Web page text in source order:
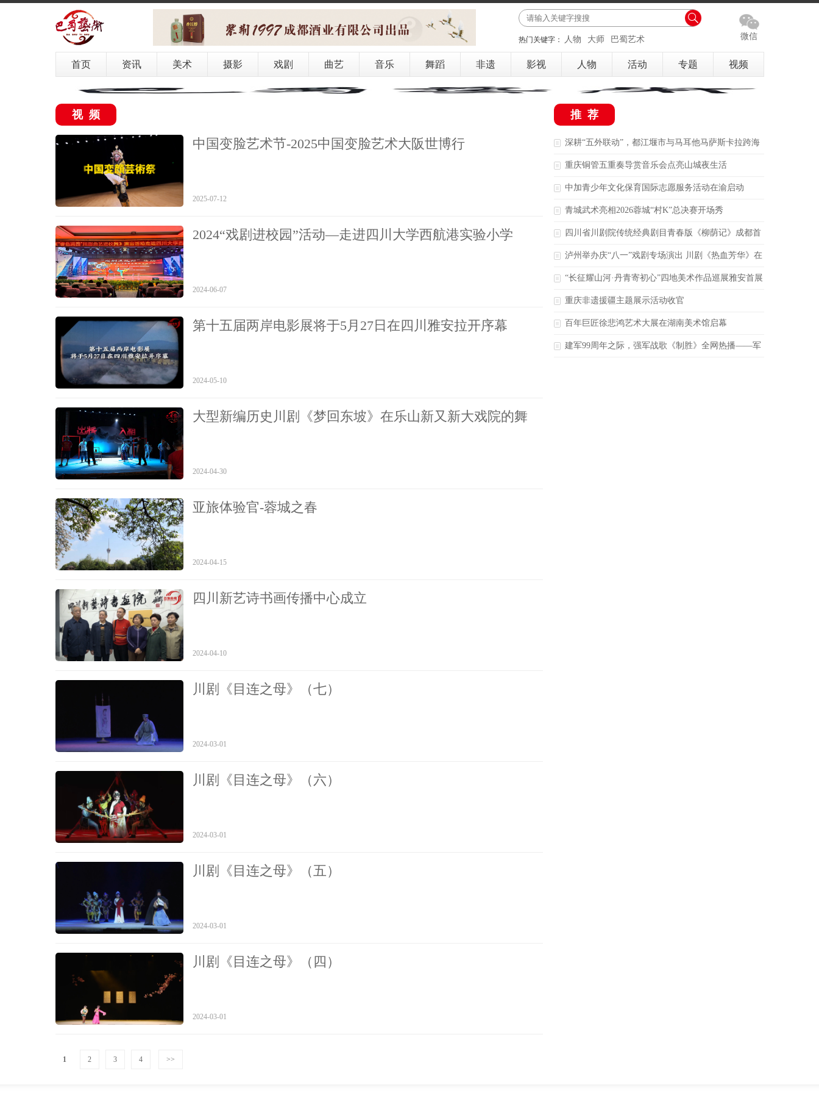
热门关键字： 人物 大师 巴蜀艺术 微信
首页 资讯 美术 摄影 戏剧 曲艺 音乐 舞蹈 非遗 影视 人物 活动 专题 视频
视频
中国变脸艺术节-2025中国变脸艺术大阪世博行
2025-07-12
2024“戏剧进校园”活动—走进四川大学西航港实验小学
2024-06-07
第十五届两岸电影展将于5月27日在四川雅安拉开序幕
2024-05-10
大型新编历史川剧《梦回东坡》在乐山新又新大戏院的舞
2024-04-30
亚旅体验官-蓉城之春
2024-04-15
四川新艺诗书画传播中心成立
2024-04-10
川剧《目连之母》（七）
2024-03-01
川剧《目连之母》（六）
2024-03-01
川剧《目连之母》（五）
2024-03-01
川剧《目连之母》（四）
2024-03-01
1 2 3 4 >>
推荐
深耕“五外联动”，都江堰市与马耳他马萨斯卡拉跨海
结缘
重庆铜管五重奏导赏音乐会点亮山城夜生活
中加青少年文化保育国际志愿服务活动在渝启动
青城武术亮相2026蓉城“村K”总决赛开场秀
四川省川剧院传统经典剧目青春版《柳荫记》成都首
演
泸州举办庆“八一”戏剧专场演出 川剧《热血芳华》在
江阳艺术宫上演
“长征耀山河·丹青寄初心”四地美术作品巡展雅安首展
启幕
重庆非遗援疆主题展示活动收官
百年巨匠徐悲鸿艺术大展在湖南美术馆启幕
建军99周年之际，强军战歌《制胜》全网热播——军